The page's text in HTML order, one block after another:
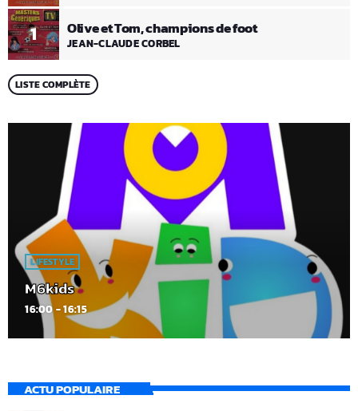
1 Olive et Tom, champions de foot
JEAN-CLAUDE CORBEL
LISTE COMPLÈTE
LIFESTYLE
M6kids
16:00 - 16:15
ACTU POPULAIRE